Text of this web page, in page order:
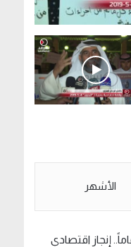
في ساحة الإرادة
يعني ولا خمر؟!.
الأشهر
مرة من 16 عاماً.. إنجاز اقتصادي